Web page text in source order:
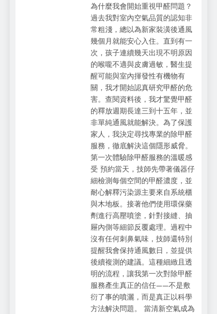
為什麼我會開始重視甲醛問題？
過去我對室內空氣品質的認知非
常粗淺，總以為新家裝潢後通風
幾個月就能安心入住。直到有一
次，孩子連續幾天出現不明原因
的喉嚨不適與皮膚過敏，醫生提
醒可能與室內揮發性有機物有
關，我才開始認真研究甲醛的危
害。查閱資料後，我才驚覺甲醛
的釋放週期長達三到十五年，並
非單純通風就能解決。為了保護
家人，我決定尋找專業的除甲醛
服務，徹底解決這個隱形威脅。
第一次體驗除甲醛服務的溫暖感
受 預約當天，技師先帶著儀器仔
細檢測每個空間的甲醛濃度，並
耐心解釋污染源主要來自系統櫃
與木地板。接著他們使用環保藥
劑進行高壓噴塗，針對接縫、抽
屜內側等細節反覆處理。過程中
沒有任何刺鼻氣味，技師還特別
提醒我會保持通風數日，並提供
後續複測的建議。這種細緻且透
明的流程，讓我第一次對除甲醛
服務產生真正的信任——不是敷
衍了事的噴灑，而是真正以科學
方法解決問題。 當清新空氣成為